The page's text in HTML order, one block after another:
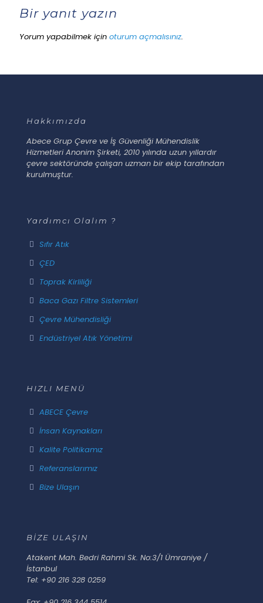
Bir yanıt yazın
Yorum yapabilmek için oturum açmalısınız.
Hakkımızda
Abece Grup Çevre ve İş Güvenliği Mühendislik
Hizmetleri Anonim Şirketi, 2010 yılında uzun yıllardır
çevre sektöründe çalışan uzman bir ekip tarafından
kurulmuştur.
Yardımcı Olalım ?
Sıfır Atık
ÇED
Toprak Kirliliği
Baca Gazı Filtre Sistemleri
Çevre Mühendisliği
Endüstriyel Atık Yönetimi
HIZLI MENÜ
ABECE Çevre
İnsan Kaynakları
Kalite Politikamız
Referanslarımız
Bize Ulaşın
BİZE ULAŞIN
Atakent Mah. Bedri Rahmi Sk. No:3/1 Ümraniye /
İstanbul
Tel: +90 216 328 0259